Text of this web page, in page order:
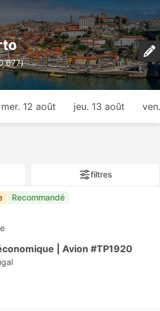
677)
mer. 12 août jeu. 13 août
filtres
Recommandé
| Avion #TP1920